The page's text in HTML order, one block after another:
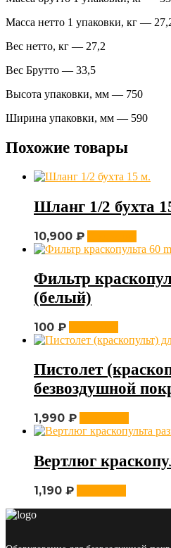
Масса нетто 1 упаковки, кг —
Вес нетто, кг — 27,2
Вес Брутто — 33,5
Высота упаковки, мм — 750
Ширина упаковки, мм — 590
Похожие товары
Шланг 1/2 бухта
10,900 ₽
Фильтр
(белый)
100 ₽
Пистолет
безвоздушной
1,990 ₽
Вертлюг
1,190 ₽